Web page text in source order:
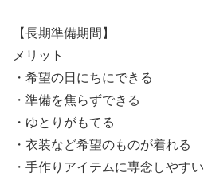
【長期準備期間】
メリット
・希望の日にちにできる
・準備を焦らずできる
・ゆとりがもてる
・衣装など希望のものが着れる
・手作りアイテムに専念しやすい